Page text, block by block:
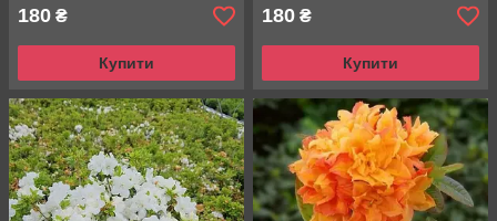
180 ₴
Купити
180 ₴
Купити